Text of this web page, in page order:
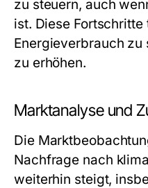
zu steuern, auch
ist. Diese
Energieverbrauch zu
zu erhöhen.
Marktanalyse und
Die
Nachfrage nach
weiterhin steigt,